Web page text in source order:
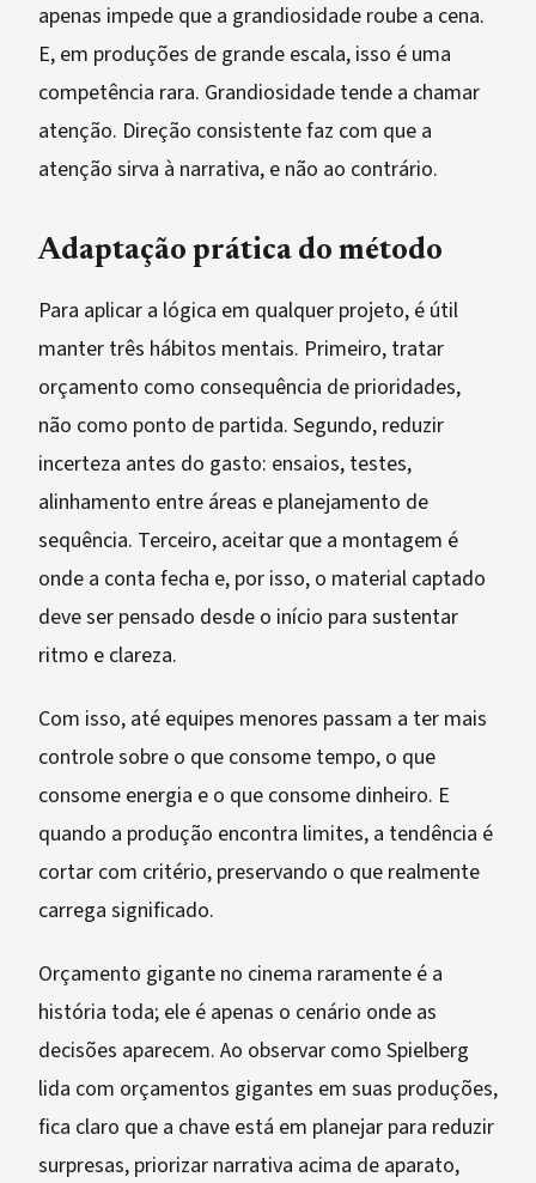
apenas impede que a grandiosidade roube a cena.
E, em produções de grande escala, isso é uma
competência rara. Grandiosidade tende a chamar
atenção. Direção consistente faz com que a
atenção sirva à narrativa, e não ao contrário.
Adaptação prática do método
Para aplicar a lógica em qualquer projeto, é útil
manter três hábitos mentais. Primeiro, tratar
orçamento como consequência de prioridades,
não como ponto de partida. Segundo, reduzir
incerteza antes do gasto: ensaios, testes,
alinhamento entre áreas e planejamento de
sequência. Terceiro, aceitar que a montagem é
onde a conta fecha e, por isso, o material captado
deve ser pensado desde o início para sustentar
ritmo e clareza.
Com isso, até equipes menores passam a ter mais
controle sobre o que consome tempo, o que
consome energia e o que consome dinheiro. E
quando a produção encontra limites, a tendência é
cortar com critério, preservando o que realmente
carrega significado.
Orçamento gigante no cinema raramente é a
história toda; ele é apenas o cenário onde as
decisões aparecem. Ao observar como Spielberg
lida com orçamentos gigantes em suas produções,
fica claro que a chave está em planejar para reduzir
surpresas, priorizar narrativa acima de aparato,